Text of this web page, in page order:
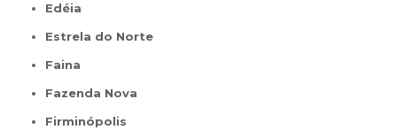
Edéia
Estrela do Norte
Faina
Fazenda Nova
Firminópolis